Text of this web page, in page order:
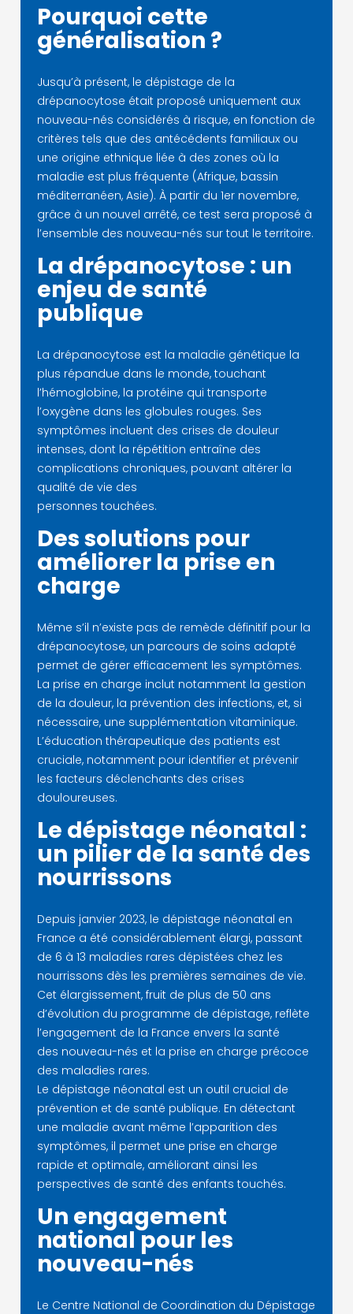
Pourquoi cette
généralisation ?
Jusqu’à présent, le dépistage de la
drépanocytose était proposé uniquement aux
nouveau-nés considérés à risque, en fonction de
critères tels que des antécédents familiaux ou
une origine ethnique liée à des zones où la
maladie est plus fréquente (Afrique, bassin
méditerranéen, Asie). À partir du 1er novembre,
grâce à un nouvel arrêté, ce test sera proposé à
l’ensemble des nouveau-nés sur tout le territoire.
La drépanocytose : un
enjeu de santé
publique
La drépanocytose est la maladie génétique la
plus répandue dans le monde, touchant
l’hémoglobine, la protéine qui transporte
l’oxygène dans les globules rouges. Ses
symptômes incluent des crises de douleur
intenses, dont la répétition entraîne des
complications chroniques, pouvant altérer la
qualité de vie des
personnes touchées.
Des solutions pour
améliorer la prise en
charge
Même s’il n’existe pas de remède définitif pour la
drépanocytose, un parcours de soins adapté
permet de gérer efficacement les symptômes.
La prise en charge inclut notamment la gestion
de la douleur, la prévention des infections, et, si
nécessaire, une supplémentation vitaminique.
L’éducation thérapeutique des patients est
cruciale, notamment pour identifier et prévenir
les facteurs déclenchants des crises
douloureuses.
Le dépistage néonatal :
un pilier de la santé des
nourrissons
Depuis janvier 2023, le dépistage néonatal en
France a été considérablement élargi, passant
de 6 à 13 maladies rares dépistées chez les
nourrissons dès les premières semaines de vie.
Cet élargissement, fruit de plus de 50 ans
d’évolution du programme de dépistage, reflète
l’engagement de la France envers la santé
des nouveau-nés et la prise en charge précoce
des maladies rares.
Le dépistage néonatal est un outil crucial de
prévention et de santé publique. En détectant
une maladie avant même l’apparition des
symptômes, il permet une prise en charge
rapide et optimale, améliorant ainsi les
perspectives de santé des enfants touchés.
Un engagement
national pour les
nouveau-nés
Le Centre National de Coordination du Dépistage